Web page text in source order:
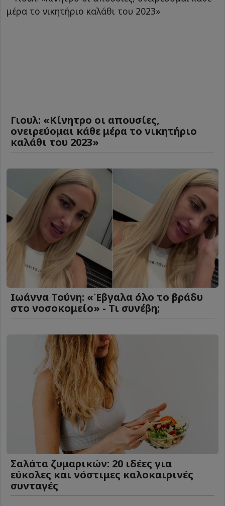
Γιουλ: «Κίνητρο οι απουσίες,
ονειρεύομαι κάθε μέρα το νικητήριο
καλάθι του 2023»
Ιωάννα Τούνη: «Έβγαλα όλο το βράδυ
στο νοσοκομείο» - Τι συνέβη;
Σαλάτα ζυμαρικών: 20 ιδέες για
εύκολες και νόστιμες καλοκαιρινές
συνταγές